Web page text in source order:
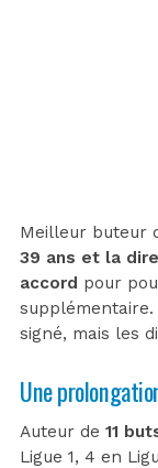
Meilleur buteur
39 ans et la
accord pour
supplémentaire.
signé, mais les
Une
Auteur de 11
Ligue 1, 4 en